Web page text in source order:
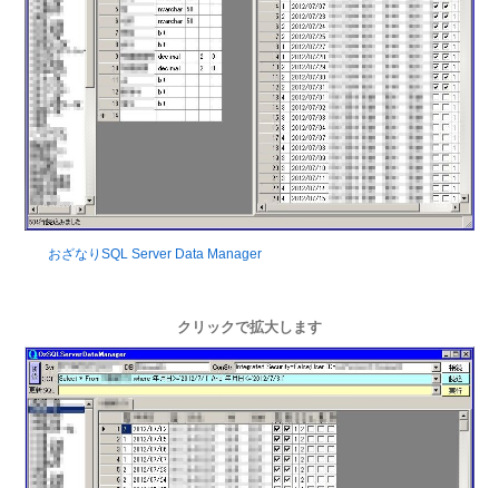
おざなりSQL Server Data Manager
クリックで拡大します